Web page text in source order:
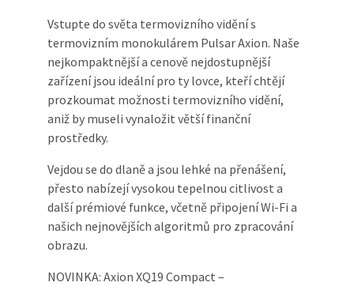
Vstupte do světa termovizního vidění s
termovizním monokulárem Pulsar Axion. Naše
nejkompaktnější a cenově nejdostupnější
zařízení jsou ideální pro ty lovce, kteří chtějí
prozkoumat možnosti termovizního vidění,
aniž by museli vynaložit větší finanční
prostředky.
Vejdou se do dlaně a jsou lehké na přenášení,
přesto nabízejí vysokou tepelnou citlivost a
další prémiové funkce, včetně připojení Wi-Fi a
našich nejnovějších algoritmů pro zpracování
obrazu.
NOVINKA: Axion XQ19 Compact –